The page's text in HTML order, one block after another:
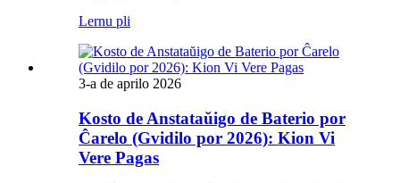
Lernu pli
3-a de aprilo 2026
Kosto de Anstataŭigo de Baterio por
Ĉarelo (Gvidilo por 2026): Kion Vi
Vere Pagas